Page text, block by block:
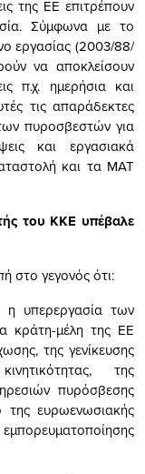
της ΕΕ επιτρέπουν
Σύμφωνα με το
εργασίας (2003/88/
να αποκλείσουν
π.χ. ημερήσια και
τις απαράδεκτες
πυροσβεστών για
και εργασιακά
και τα ΜΑΤ
του ΚΚΕ υπέβαλε
στο γεγονός ότι:
η υπερεργασία των
κράτη-μέλη της ΕΕ
της γενίκευσης
της
πυρόσβεσης
της ευρωενωσιακής